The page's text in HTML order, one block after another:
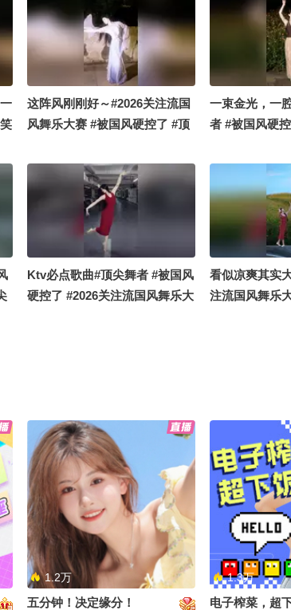
这阵风刚刚好～#2026关注流国
风舞乐大赛 #被国风硬控了 #顶
一束金光，一
者 #被国风硬
Ktv必点歌曲#顶尖舞者 #被国风
硬控了 #2026关注流国风舞乐大
看似凉爽其实
注流国风舞乐
不上班我赚钱养你呀#顶尖舞者
#被国风硬控了 #2026关注流国
风舞乐大赛
#顶尖舞者 #
#2026关注流
1.2万
五分钟！决定缘分！
1.3万
电子榨菜，超